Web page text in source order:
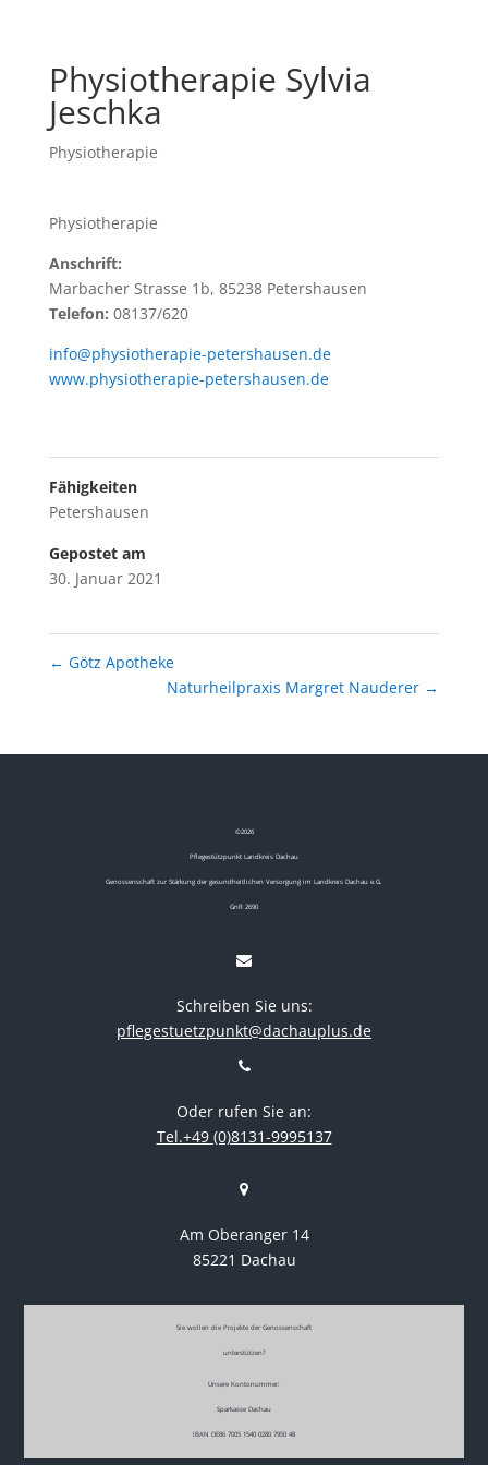
Physiotherapie Sylvia
Jeschka
Physiotherapie
Physiotherapie
Anschrift:
Marbacher Strasse 1b, 85238 Petershausen
Telefon: 08137/620
info@physiotherapie-petershausen.de
www.physiotherapie-petershausen.de
Fähigkeiten
Petershausen
Gepostet am
30. Januar 2021
← Götz Apotheke
Naturheilpraxis Margret Nauderer →
©2026
Pflegestützpunkt Landkreis Dachau
Genossenschaft zur Stärkung der gesundheitlichen Versorgung im Landkreis Dachau e.G.
GnR 2690
Schreiben Sie uns:
pflegestuetzpunkt@dachauplus.de
Oder rufen Sie an:
Tel.+49 (0)8131-9995137
Am Oberanger 14
85221 Dachau
Sie wollen die Projekte der Genossenschaft
unterstützen?
Unsere Kontonummer:
Sparkasse Dachau
IBAN DE86 7005 1540 0280 7950 48